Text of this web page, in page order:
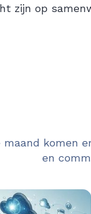
zijn op
maand komen
en